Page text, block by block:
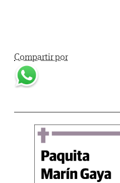
Compartir por